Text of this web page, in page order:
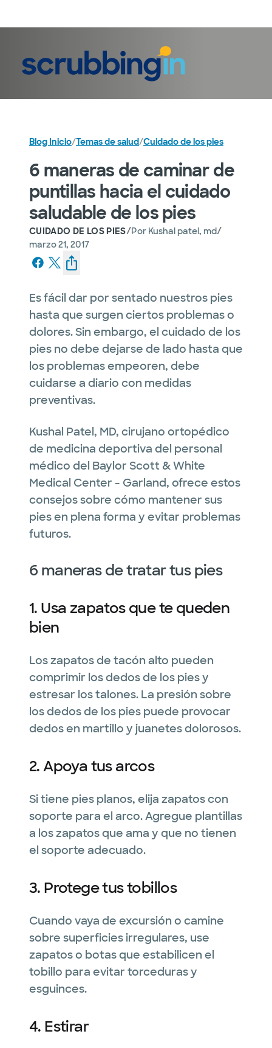
Blog Inicio/Temas de salud/Cuidado de los pies
6 maneras de caminar de
puntillas hacia el cuidado
saludable de los pies
CUIDADO DE LOS PIES/Por Kushal patel, md/
marzo 21, 2017
Es fácil dar por sentado nuestros pies
hasta que surgen ciertos problemas o
dolores. Sin embargo, el cuidado de los
pies no debe dejarse de lado hasta que
los problemas empeoren, debe
cuidarse a diario con medidas
preventivas.
Kushal Patel, MD, cirujano ortopédico
de medicina deportiva del personal
médico del Baylor Scott & White
Medical Center - Garland, ofrece estos
consejos sobre cómo mantener sus
pies en plena forma y evitar problemas
futuros.
6 maneras de tratar tus pies
1. Usa zapatos que te queden
bien
Los zapatos de tacón alto pueden
comprimir los dedos de los pies y
estresar los talones. La presión sobre
los dedos de los pies puede provocar
dedos en martillo y juanetes dolorosos.
2. Apoya tus arcos
Si tiene pies planos, elija zapatos con
soporte para el arco. Agregue plantillas
a los zapatos que ama y que no tienen
el soporte adecuado.
3. Protege tus tobillos
Cuando vaya de excursión o camine
sobre superficies irregulares, use
zapatos o botas que estabilicen el
tobillo para evitar torceduras y
esguinces.
4. Estirar